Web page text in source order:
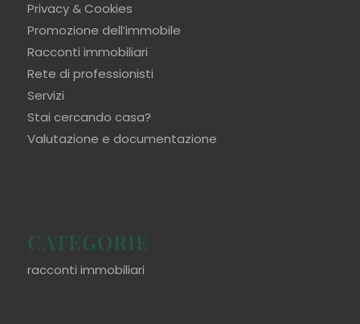
Privacy & Cookies
Promozione dell’immobile
Racconti immobiliari
Rete di professionisti
Servizi
Stai cercando casa?
Valutazione e documentazione
CATEGORIE
racconti immobiliari